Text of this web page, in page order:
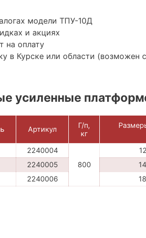
модели ТПУ-10Д
и акциях
на оплату
в Курске или области (возможен
усиленные
Артикул
Г/п,
кг
2240004
800
2240005
2240006